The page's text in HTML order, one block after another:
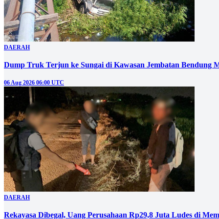
DAERAH
Dump Truk Terjun ke Sungai di Kawasan Jembatan Bendung
06 Aug 2026 06:00 UTC
DAERAH
Rekayasa Dibegal, Uang Perusahaan Rp29,8 Juta Ludes di